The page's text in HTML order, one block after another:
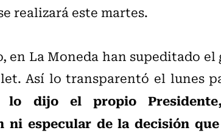
realizará este martes.
en La Moneda han supeditado
Así lo transparentó el lunes
lo dijo el propio
ni especular de la decisión